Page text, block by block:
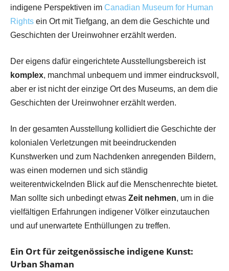
indigene Perspektiven im Canadian Museum for Human
Rights ein Ort mit Tiefgang, an dem die Geschichte und
Geschichten der Ureinwohner erzählt werden.
Der eigens dafür eingerichtete Ausstellungsbereich ist
komplex, manchmal unbequem und immer eindrucksvoll,
aber er ist nicht der einzige Ort des Museums, an dem die
Geschichten der Ureinwohner erzählt werden.
In der gesamten Ausstellung kollidiert die Geschichte der
kolonialen Verletzungen mit beeindruckenden
Kunstwerken und zum Nachdenken anregenden Bildern,
was einen modernen und sich ständig
weiterentwickelnden Blick auf die Menschenrechte bietet.
Man sollte sich unbedingt etwas Zeit nehmen, um in die
vielfältigen Erfahrungen indigener Völker einzutauchen
und auf unerwartete Enthüllungen zu treffen.
Ein Ort für zeitgenössische indigene Kunst:
Urban Shaman